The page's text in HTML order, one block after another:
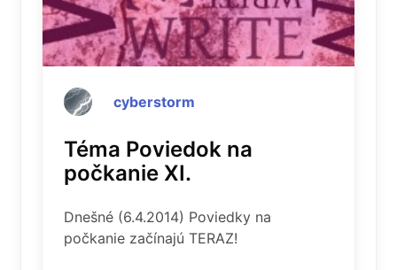
cyberstorm
Téma Poviedok na
počkanie XI.
Dnešné (6.4.2014) Poviedky na
počkanie začínajú TERAZ!